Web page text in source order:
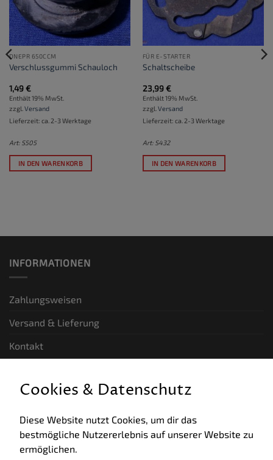
DNEPR 650CCM
Verschlussgummi Schauloch
1,49€
Enthält 19% MwSt.
zzgl. Versand
Lieferzeit: ca. 2-3 Werktage
Art: S505
IN DEN WARENKORB
FÜR E-STARTER
Schaltscheibe
23,99€
Enthält 19% MwSt.
zzgl. Versand
Lieferzeit: ca. 2-3 Werktage
Art: S432
IN DEN WARENKORB
INFORMATIONEN
Zahlungsweisen
Versand & Lieferung
Kontakt
Allgemeine Geschäftsbedingungen
Datenschutz
Cookies & Datenschutz
Diese Website nutzt Cookies, um dir das
bestmögliche Nutzererlebnis auf unserer Website zu
ermöglichen.